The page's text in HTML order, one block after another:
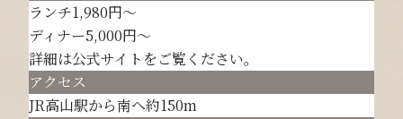
ランチ1,980円～
ディナー5,000円～
詳細は公式サイトをご覧ください。
アクセス
JR高山駅から南へ約150m